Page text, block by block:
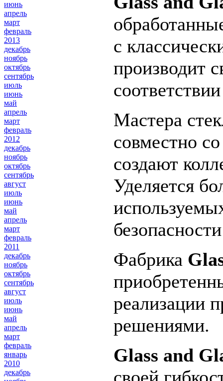
июнь
апрель
март
февраль
2013
декабрь
ноябрь
октябрь
сентябрь
июль
июнь
май
апрель
март
февраль
2012
декабрь
ноябрь
октябрь
сентябрь
август
июль
июнь
май
апрель
март
февраль
2011
декабрь
ноябрь
октябрь
сентябрь
август
июль
июнь
май
апрель
март
февраль
январь
2010
декабрь
с
производит
Мастера
совместно
создают
Уделяется
Фабрика
реализации
решениями.
Glass and